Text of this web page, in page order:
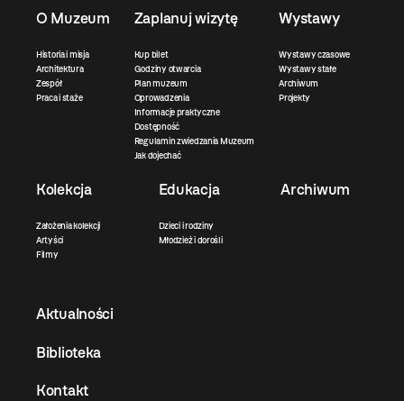
O Muzeum
Historia i misja
Architektura
Zespół
Praca i staże
Zaplanuj wizytę
Kup bilet
Godziny otwarcia
Plan muzeum
Oprowadzenia
Informacje praktyczne
Dostępność
Regulamin zwiedzania Muzeum
Jak dojechać
Wystawy
Wystawy czasowe
Wystawy stałe
Archiwum
Projekty
Kolekcja
Założenia kolekcji
Artyści
Filmy
Edukacja
Dzieci i rodziny
Młodzież i dorośli
Archiwum
Aktualności
Biblioteka
Kontakt